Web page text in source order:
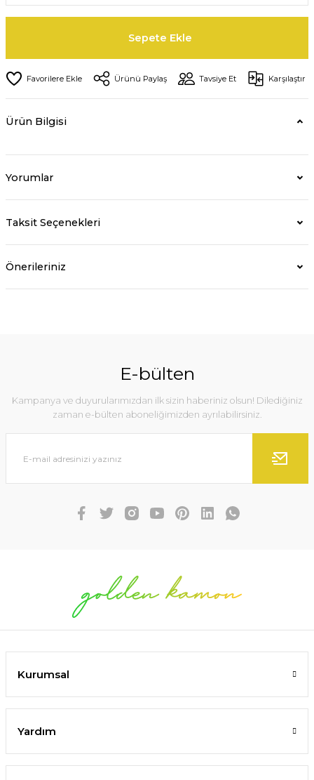
Sepete Ekle
Ürünü Paylaş Tavsiye Et Karşılaştır
Ürün Bilgisi
Yorumlar
Taksit Seçenekleri
Önerileriniz
E-bülten
Kampanya ve duyurularımızdan ilk sizin haberiniz olsun! Dilediğiniz
zaman e-bülten aboneliğimizden ayrılabilirsiniz.
Kurumsal
Yardım